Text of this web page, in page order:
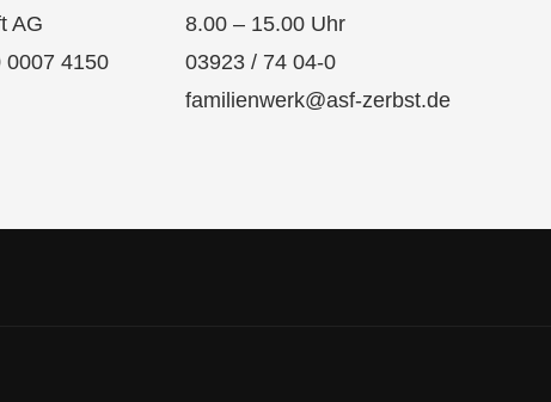
AG
0007 4150
8.00 – 15.00 Uhr
03923 / 74 04-0
familienwerk@asf-zerbst.de